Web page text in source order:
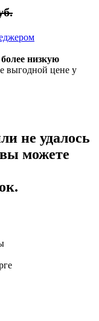
более низкую
выгодной цене у
не удалось
можете